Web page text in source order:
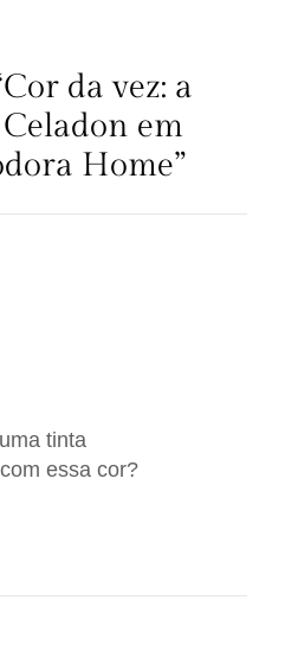
da vez: a
em
Home”
tinta
essa cor?